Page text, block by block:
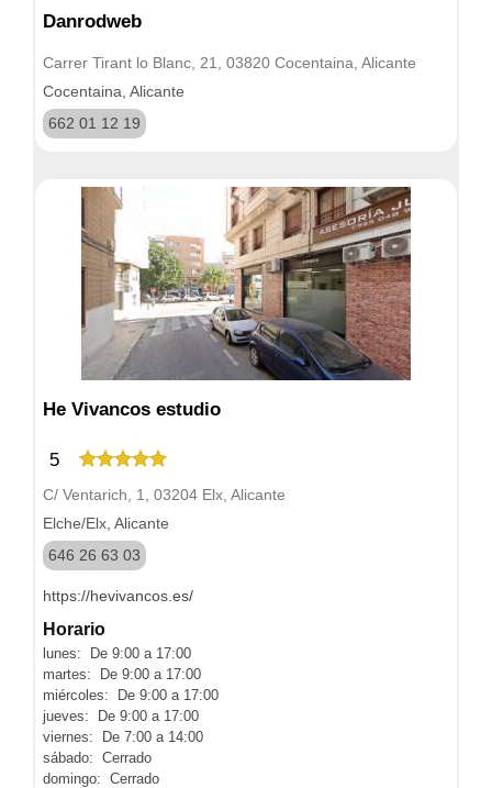
Danrodweb
Carrer Tirant lo Blanc, 21, 03820 Cocentaina, Alicante
Cocentaina, Alicante
662 01 12 19
He Vivancos estudio
5
C/ Ventarich, 1, 03204 Elx, Alicante
Elche/Elx, Alicante
646 26 63 03
https://hevivancos.es/
Horario
lunes: De 9:00 a 17:00
martes: De 9:00 a 17:00
miércoles: De 9:00 a 17:00
jueves: De 9:00 a 17:00
viernes: De 7:00 a 14:00
sábado: Cerrado
domingo: Cerrado